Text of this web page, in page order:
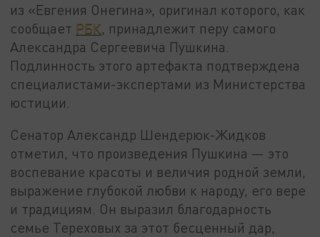
из «Евгения Онегина», оригинал которого, как
сообщает РБК, принадлежит перу самого
Александра Сергеевича Пушкина.
Подлинность этого артефакта подтверждена
специалистами-экспертами из Министерства
юстиции.
Сенатор Александр Шендерюк-Жидков
отметил, что произведения Пушкина — это
воспевание красоты и величия родной земли,
выражение глубокой любви к народу, его вере
и традициям. Он выразил благодарность
семье Тереховых за этот бесценный дар,